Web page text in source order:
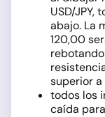
USD/
abajo. La
120,00
superior a
todos los
caída